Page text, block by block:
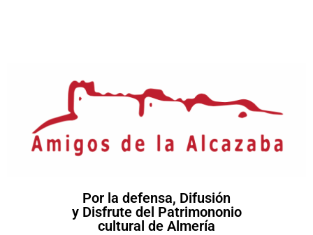
Por la defensa, Difusión
y Disfrute del Patrimononio
cultural de Almería